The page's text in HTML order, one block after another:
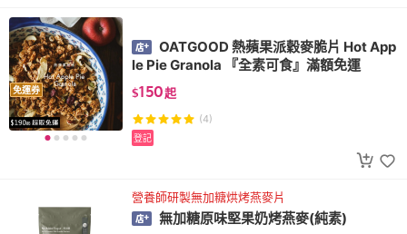
免運券
OATGOOD 熱蘋果派穀麥脆片 Hot App
le Pie Granola 『全素可食』滿額免運
$150起
(4)
登記
營養師研製無加糖烘烤燕麥片
無加糖原味堅果奶烤燕麥(純素)